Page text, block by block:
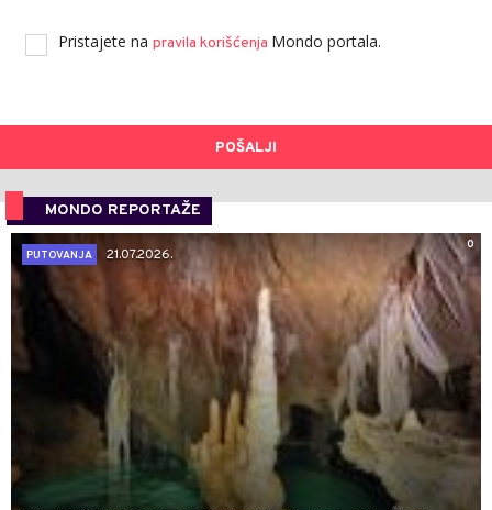
Pristajete na pravila korišćenja Mondo portala.
POŠALJI
MONDO REPORTAŽE
0
PUTOVANJA
21.07.2026.